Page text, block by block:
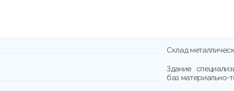
Склад
Здание
баз материально-